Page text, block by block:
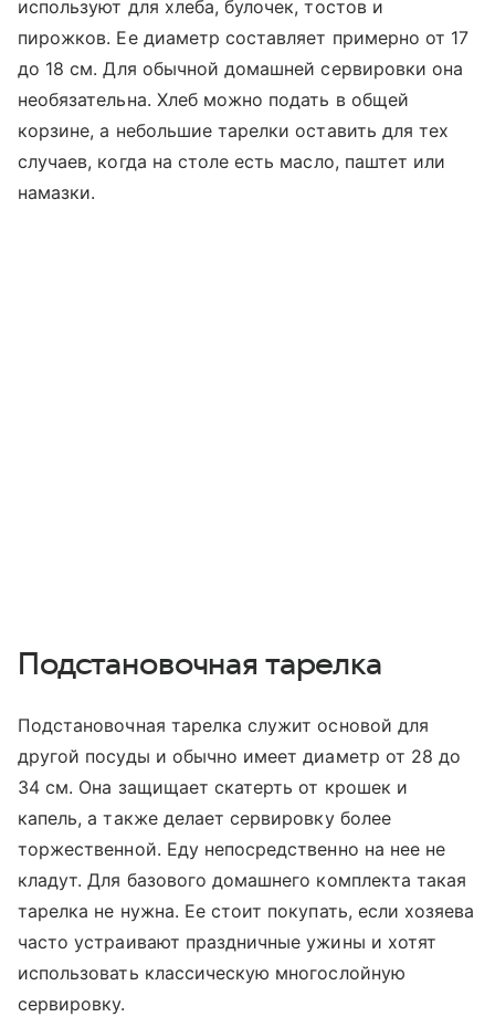
используют для хлеба, булочек, тостов и
пирожков. Ее диаметр составляет примерно от 17
до 18 см. Для обычной домашней сервировки она
необязательна. Хлеб можно подать в общей
корзине, а небольшие тарелки оставить для тех
случаев, когда на столе есть масло, паштет или
намазки.
Подстановочная тарелка
Подстановочная тарелка служит основой для
другой посуды и обычно имеет диаметр от 28 до
34 см. Она защищает скатерть от крошек и
капель, а также делает сервировку более
торжественной. Еду непосредственно на нее не
кладут. Для базового домашнего комплекта такая
тарелка не нужна. Ее стоит покупать, если хозяева
часто устраивают праздничные ужины и хотят
использовать классическую многослойную
сервировку.